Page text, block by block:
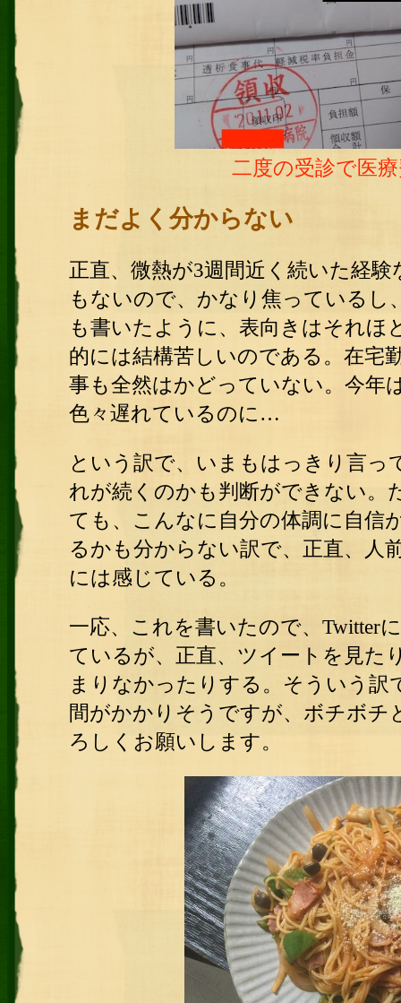
二度の受診で医
まだよく分からない
正直、微熱が3週間近く続いた経
もないので、かなり焦っている
も書いたように、表向きはそれほ
的には結構苦しいのである。在宅
事も全然はかどっていない。今年
色々遅れているのに…
という訳で、いまもはっきり言
れが続くのかも判断ができない。
ても、こんなに自分の体調に自信
るかも分からない訳で、正直、人
には感じている。
一応、これを書いたので、Twitter
ているが、正直、ツイートを見た
まりなかったりする。そういう
間がかかりそうですが、ボチボチ
ろしくお願いします。